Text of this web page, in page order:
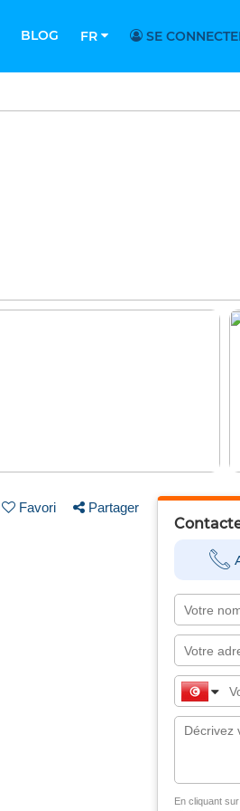
BLOG FR SE
Favori Partager
En cliquant